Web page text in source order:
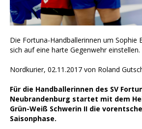
Die Fortuna-Handballerinnen um Sophie
sich auf eine harte Gegenwehr einstellen.
Nordkurier, 02.11.2017 von Roland
Für die Handballerinnen des SV
Neubrandenburg startet mit dem
Grün-Weiß Schwerin II die
Saisonphase.